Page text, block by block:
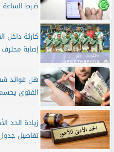
ضبط الساعة
كارثة
إصابة
هل فوائد
الفتوى
تفاصيل جدول